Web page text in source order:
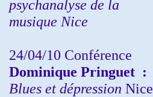
psychanalyse de la
musique Nice
24/04/10 Conférence
Dominique Pringuet :
Blues et dépression Nice